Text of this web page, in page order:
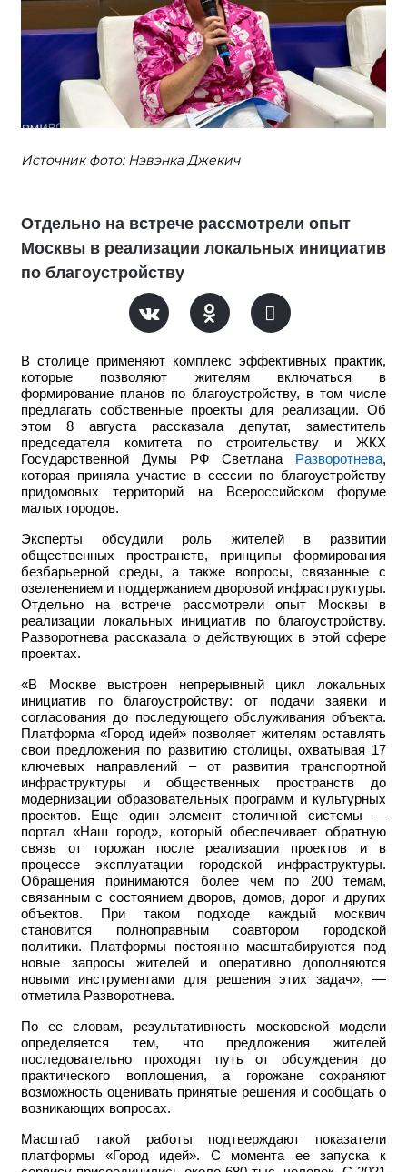
Источник фото: Нэвэнка Джекич
Отдельно на встрече рассмотрели опыт
Москвы в реализации локальных инициатив
по благоустройству
В столице применяют комплекс эффективных практик,
которые позволяют жителям включаться в
формирование планов по благоустройству, в том числе
предлагать собственные проекты для реализации. Об
этом 8 августа рассказала депутат, заместитель
председателя комитета по строительству и ЖКХ
Государственной Думы РФ Светлана
Разворотнева,
которая приняла участие в сессии по благоустройству
придомовых территорий на Всероссийском форуме
малых городов.
Эксперты обсудили роль жителей в развитии
общественных пространств, принципы формирования
безбарьерной среды, а также вопросы, связанные с
озеленением и поддержанием дворовой инфраструктуры.
Отдельно на встрече рассмотрели опыт Москвы в
реализации локальных инициатив по благоустройству.
Разворотнева рассказала о действующих в этой сфере
проектах.
«В Москве выстроен непрерывный цикл локальных
инициатив по благоустройству: от подачи заявки и
согласования до последующего обслуживания объекта.
Платформа «Город идей» позволяет жителям оставлять
свои предложения по развитию столицы, охватывая 17
ключевых направлений – от развития транспортной
инфраструктуры и общественных пространств до
модернизации образовательных программ и культурных
проектов. Еще один элемент столичной системы —
портал «Наш город», который обеспечивает обратную
связь от горожан после реализации проектов и в
процессе эксплуатации городской инфраструктуры.
Обращения принимаются более чем по 200 темам,
связанным с состоянием дворов, домов, дорог и других
объектов. При таком подходе каждый москвич
становится полноправным соавтором городской
политики. Платформы постоянно масштабируются под
новые запросы жителей и оперативно дополняются
новыми инструментами для решения этих задач», —
отметила Разворотнева.
По ее словам, результативность московской модели
определяется тем, что предложения жителей
последовательно проходят путь от обсуждения до
практического воплощения, а горожане сохраняют
возможность оценивать принятые решения и сообщать о
возникающих вопросах.
Масштаб такой работы подтверждают показатели
платформы «Город идей». С момента ее запуска к